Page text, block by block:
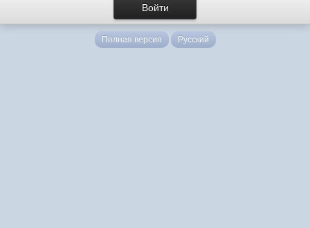
Полная версия Русский